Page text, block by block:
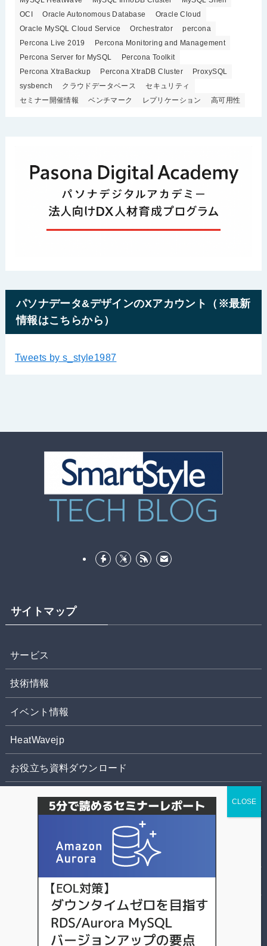
OCI
Oracle Autonomous Database
Oracle Cloud
Oracle MySQL Cloud Service
Orchestrator
percona
Percona Live 2019
Percona Monitoring and Management
Percona Server for MySQL
Percona Toolkit
Percona XtraBackup
Percona XtraDB Cluster
ProxySQL
sysbench
クラウドデータベース
セキュリティ
セミナー開催情報
ベンチマーク レプリケーション 高可用性
パソナデータ&デザインのXアカウント（※最新
情報はこちらから）
Tweets by s_style1987
サイトマップ
サービス
技術情報
イベント情報
HeatWavejp
お役立ち資料ダウンロード
お問合せ
株式会社パソナデータ&デザイン
個人情報の取扱いについて